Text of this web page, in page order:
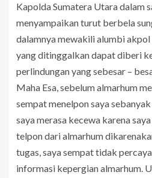
Kapolda Sumatera Utara dalam
menyampaikan turut berbela
dalamnya mewakili alumbi
yang ditinggalkan dapat diberi
perlindungan yang sebesar –
Maha Esa, sebelum almarhum
sempat menelpon saya
saya merasa kecewa karena
telpon dari almarhum
tugas, saya sempat tidak
informasi kepergian almarhum.